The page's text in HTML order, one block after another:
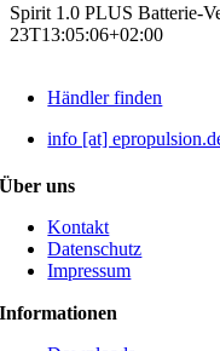
Spirit 1.0 PLUS Batterie-
23T13:05:06+02:00
Händler finden
info [at]
Über uns
Kontakt
Datenschutz
Impressum
Informationen